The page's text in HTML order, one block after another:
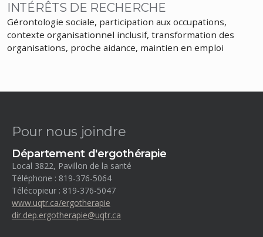
INTÉRÊTS DE RECHERCHE
Gérontologie sociale, participation aux occupations,
contexte organisationnel inclusif, transformation des
organisations, proche aidance, maintien en emploi
Pour nous joindre
Département d'ergothérapie
Local 3822, Pavillon de la santé
Téléphone : 819-376-5064
Télécopieur : 819-376-5047
www.uqtr.ca/ergotherapie
dir.dep.ergotherapie@uqtr.ca